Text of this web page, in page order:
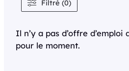
Il n’y a pas d’offre
pour le moment.
Filtré (0)